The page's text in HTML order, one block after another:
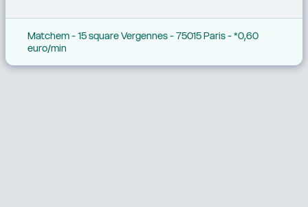
Matchem - 15 square Vergennes - 75015 Paris - *0,60
euro/min